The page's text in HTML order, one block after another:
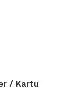
/ Kartu